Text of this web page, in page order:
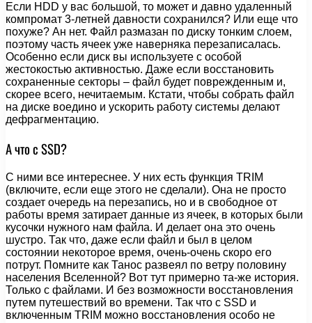
Если HDD у вас большой, то может и давно удаленный
компромат 3-летней давности сохранился? Или еще что
похуже? Ан нет. Файл размазан по диску тонким слоем,
поэтому часть ячеек уже наверняка перезаписалась.
Особенно если диск вы используете с особой
жестокостью активностью. Даже если восстановить
сохраненные секторы – файл будет поврежденным и,
скорее всего, нечитаемым. Кстати, чтобы собрать файл
на диске воедино и ускорить работу системы делают
дефрагментацию.
А что с SSD?
С ними все интереснее. У них есть функция TRIM
(включите, если еще этого не сделали). Она не просто
создает очередь на перезапись, но и в свободное от
работы время затирает данные из ячеек, в которых были
кусочки нужного нам файла. И делает она это очень
шустро. Так что, даже если файл и был в целом
состоянии некоторое время, очень-очень скоро его
потрут. Помните как Танос развеял по ветру половину
населения Вселенной? Вот тут примерно та-же история.
Только с файлами. И без возможности восстановления
путем путешествий во времени. Так что с SSD и
включенным TRIM можно восстановления особо не